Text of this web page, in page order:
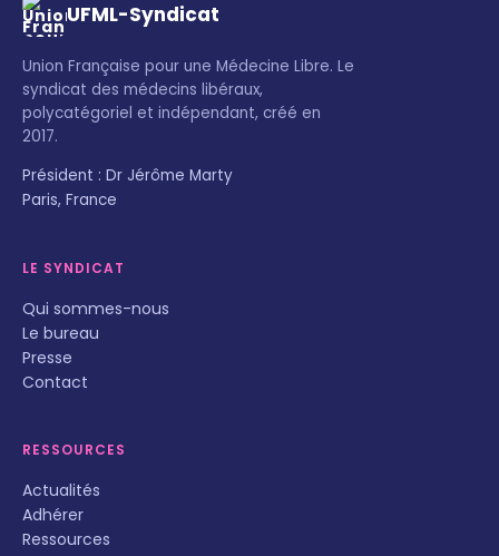
UFML-Syndicat
Union Française pour une Médecine Libre. Le
syndicat des médecins libéraux,
polycatégoriel et indépendant, créé en
2017.
Président : Dr Jérôme Marty
Paris, France
LE SYNDICAT
Qui sommes-nous
Le bureau
Presse
Contact
RESSOURCES
Actualités
Adhérer
Ressources